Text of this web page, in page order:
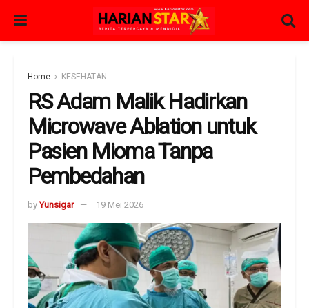
Home KESEHATAN
RS Adam Malik Hadirkan
Microwave Ablation untuk
Pasien Mioma Tanpa
Pembedahan
by Yunsigar 19 Mei 2026